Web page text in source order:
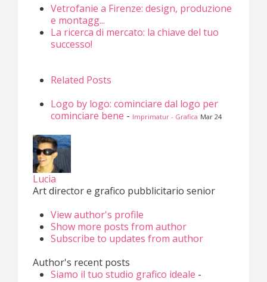
Vetrofanie a Firenze: design, produzione
e montagg...
La ricerca di mercato: la chiave del tuo
successo!
Related Posts
Logo by logo: cominciare dal logo per
cominciare bene - Imprimatur - Grafica Mar 24
Lucia
Art director e grafico pubblicitario senior
View author's profile
Show more posts from author
Subscribe to updates from author
Author's recent posts
Siamo il tuo studio grafico ideale -